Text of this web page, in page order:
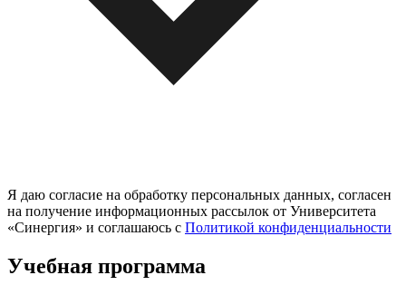
Я даю согласие на обработку персональных данных, согласен
на получение информационных рассылок от Университета
«Синергия» и соглашаюсь c Политикой конфиденциальности
Учебная программа